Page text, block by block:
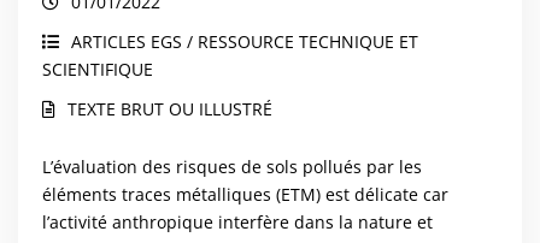
des sols pollués et les stratégies
d’échantillonnage dans deux sites
majeurs français
ARTICLES EGS / RESSOURCE TECHNIQUE ET
SCIENTIFIQUE
TEXTE BRUT OU ILLUSTRÉ
L’évaluation des risques de sols pollués par les
éléments traces métalliques (ETM) est délicate car
l’activité anthropique interfère dans la nature et